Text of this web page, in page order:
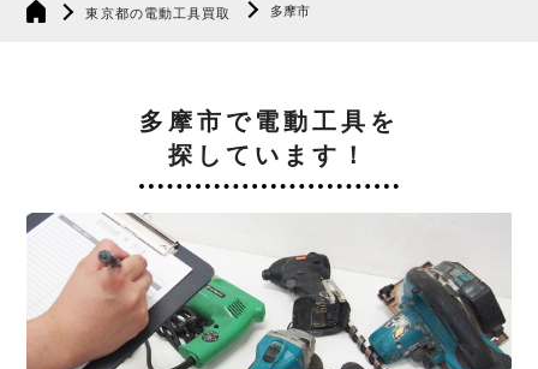
東京都の電動工具買取 多摩市
多摩市で電動工具を
探しています！